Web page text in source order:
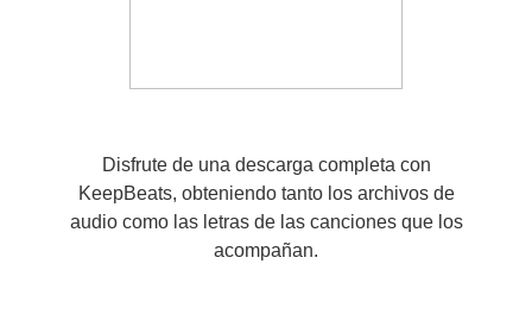
Disfrute de una descarga completa con
KeepBeats, obteniendo tanto los archivos de
audio como las letras de las canciones que los
acompañan.